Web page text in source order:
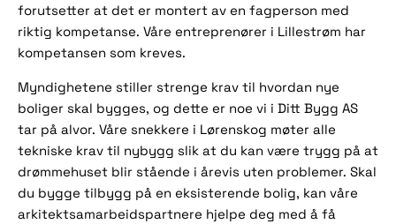
forutsetter at det er montert av en fagperson med
riktig kompetanse. Våre entreprenører i Lillestrøm har
kompetansen som kreves.
Myndighetene stiller strenge krav til hvordan nye
boliger skal bygges, og dette er noe vi i Ditt Bygg AS
tar på alvor. Våre snekkere i Lørenskog møter alle
tekniske krav til nybygg slik at du kan være trygg på at
drømmehuset blir stående i årevis uten problemer. Skal
du bygge tilbygg på en eksisterende bolig, kan våre
arkitektsamarbeidspartnere hjelpe deg med å få